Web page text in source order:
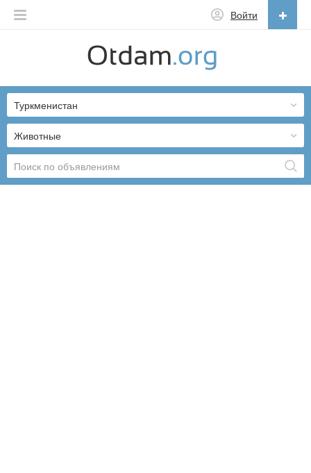
Войти
English
Русский
Українська
Животные
Туркменистан